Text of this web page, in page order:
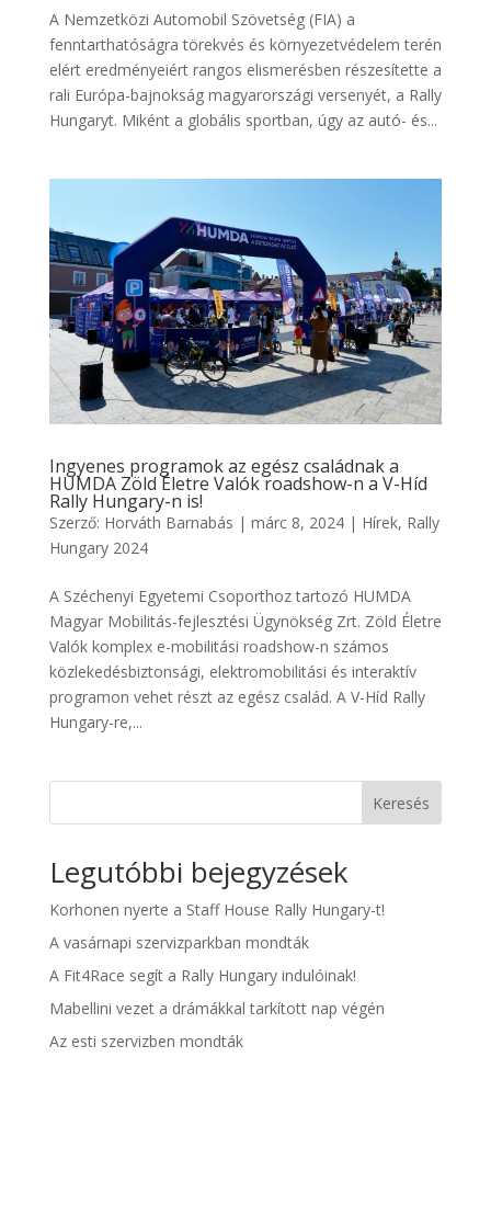
A Nemzetközi Automobil Szövetség (FIA) a
fenntarthatóságra törekvés és környezetvédelem terén
elért eredményeiért rangos elismerésben részesítette a
rali Európa-bajnokság magyarországi versenyét, a Rally
Hungaryt. Miként a globális sportban, úgy az autó- és...
Ingyenes programok az egész családnak a
HUMDA Zöld Életre Valók roadshow-n a V-Híd
Rally Hungary-n is!
Szerző: Horváth Barnabás | márc 8, 2024| Hírek, Rally
Hungary 2024
A Széchenyi Egyetemi Csoporthoz tartozó HUMDA
Magyar Mobilitás-fejlesztési Ügynökség Zrt. Zöld Életre
Valók komplex e-mobilitási roadshow-n számos
közlekedésbiztonsági, elektromobilitási és interaktív
programon vehet részt az egész család. A V-Híd Rally
Hungary-re,...
Keresés
Legutóbbi bejegyzések
Korhonen nyerte a Staff House Rally Hungary-t!
A vasárnapi szervizparkban mondták
A Fit4Race segít a Rally Hungary indulóinak!
Mabellini vezet a drámákkal tarkított nap végén
Az esti szervizben mondták